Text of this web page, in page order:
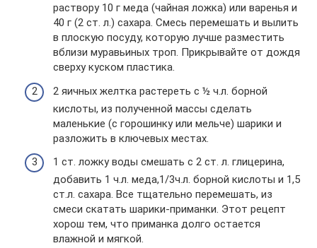
раствору 10 г меда (чайная ложка) или варенья и
40 г (2 ст. л.) сахара. Смесь перемешать и вылить
в плоскую посуду, которую лучше разместить
вблизи муравьиных троп. Прикрывайте от дождя
сверху куском пластика.
2 яичных желтка растереть с ½ ч.л. борной
кислоты, из полученной массы сделать
маленькие (с горошинку или мельче) шарики и
разложить в ключевых местах.
1 ст. ложку воды смешать с 2 ст. л. глицерина,
добавить 1 ч.л. меда,1/3ч.л. борной кислоты и 1,5
ст.л. сахара. Все тщательно перемешать, из
смеси скатать шарики-приманки. Этот рецепт
хорош тем, что приманка долго остается
влажной и мягкой.